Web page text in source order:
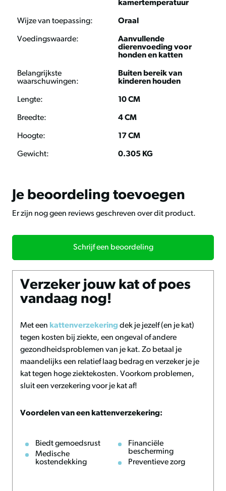
Ruw eiwit 0,1%
Droog en bij kamertemperatuur bewaren buiten direct
zonlicht.
kamertemperatuur
Wijze van toepassing: Oraal
Voedingswaarde:
Aanvullende
dierenvoeding voor
honden en katten
Belangrijkste
waarschuwingen:
Buiten bereik van
kinderen houden
Lengte: 10 CM
Breedte: 4 CM
Hoogte: 17 CM
Gewicht: 0.305 KG
Je beoordeling toevoegen
Er zijn nog geen reviews geschreven over dit product.
Schrijf een beoordeling
Verzeker jouw kat of poes
vandaag nog!
Met een kattenverzekering dek je jezelf (en je kat)
tegen kosten bij ziekte, een ongeval of andere
gezondheidsproblemen van je kat. Zo betaal je
maandelijks een relatief laag bedrag en verzeker je je
kat tegen hoge ziektekosten. Voorkom problemen,
sluit een verzekering voor je kat af!
Voordelen van een kattenverzekering:
Biedt gemoedsrust
Medische
kostendekking
Financiële
bescherming
Preventieve zorg